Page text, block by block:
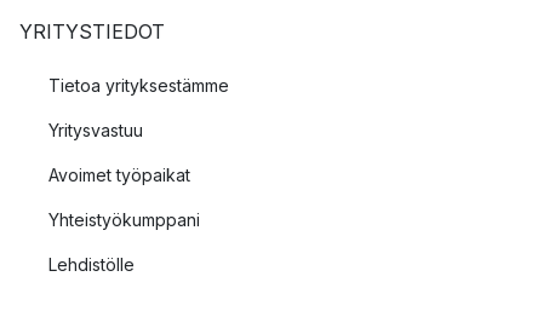
YRITYSTIEDOT
Tietoa yrityksestämme
Yritysvastuu
Avoimet työpaikat
Yhteistyökumppani
Lehdistölle